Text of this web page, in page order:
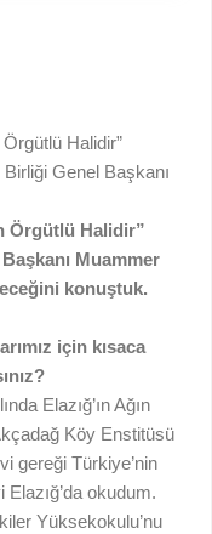
Halidir”
Genel Başkanı
Örgütlü Halidir”
Muammer
konuştuk.
için kısaca
Elazığ’ın Ağın
Köy Enstitüsü
gereği Türkiye’nin
okudum.
Yüksekokulu’nu